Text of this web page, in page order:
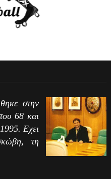
στην
68 και
Εχει
τη